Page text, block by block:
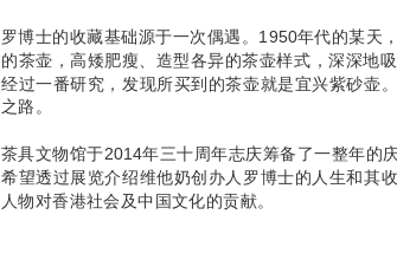
罗博士的收藏基础源于一次偶遇。1950年代的某天
的茶壶，高矮肥瘦、造型各异的茶壶样式，深深地
经过一番研究，发现所买到的茶壶就是宜兴紫砂壶
之路。
茶具文物馆于2014年三十周年志庆筹备了一整年的
希望透过展览介绍维他奶创办人罗博士的人生和其
人物对香港社会及中国文化的贡献。